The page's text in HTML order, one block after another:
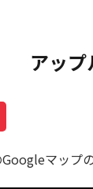
アッ
マップ